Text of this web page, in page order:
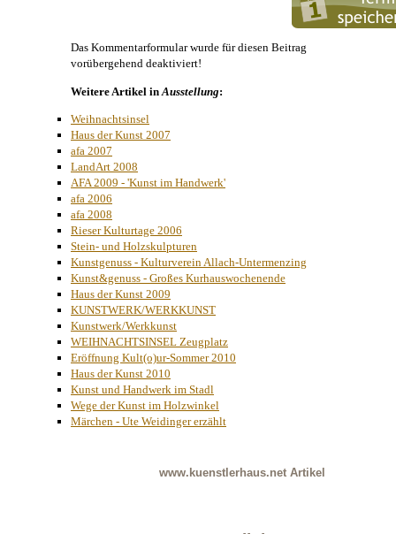
Das Kommentarformular wurde für diesen Beitrag
vorübergehend deaktiviert!
Weitere Artikel in Ausstellung:
Weihnachtsinsel
Haus der Kunst 2007
afa 2007
LandArt 2008
AFA 2009 - 'Kunst im Handwerk'
afa 2006
afa 2008
Rieser Kulturtage 2006
Stein- und Holzskulpturen
Kunstgenuss - Kulturverein Allach-Untermenzing
Kunst&genuss - Großes Kurhauswochenende
Haus der Kunst 2009
KUNSTWERK/WERKKUNST
Kunstwerk/Werkkunst
WEIHNACHTSINSEL Zeugplatz
Eröffnung Kult(o)ur-Sommer 2010
Haus der Kunst 2010
Kunst und Handwerk im Stadl
Wege der Kunst im Holzwinkel
Märchen - Ute Weidinger erzählt
www.kuenstlerhaus.net Artikel